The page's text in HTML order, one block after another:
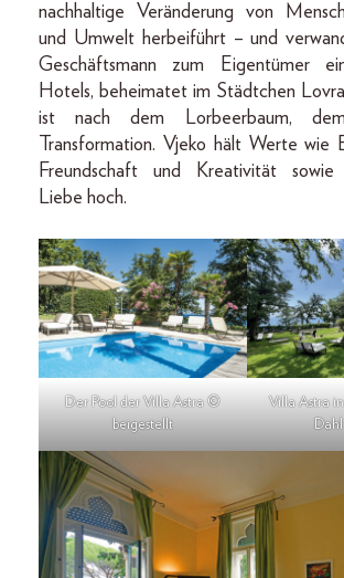
nachhaltige Veränderung von
und Umwelt herbeiführt – und
Geschäftsmann zum Eigentümer
Hotels, beheimatet im Städtchen
ist nach dem Lorbeerbaum,
Transformation. Vjeko hält Werte wie
Freundschaft und Kreativität sowie
Liebe hoch.
Der Pool der Villa Astra ©
beigestellt
Villa Astra